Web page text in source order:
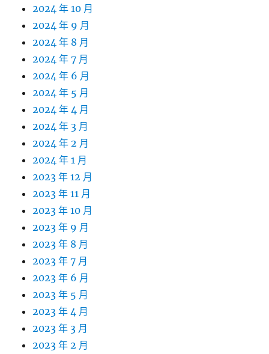
2024 年 10 月
2024 年 9 月
2024 年 8 月
2024 年 7 月
2024 年 6 月
2024 年 5 月
2024 年 4 月
2024 年 3 月
2024 年 2 月
2024 年 1 月
2023 年 12 月
2023 年 11 月
2023 年 10 月
2023 年 9 月
2023 年 8 月
2023 年 7 月
2023 年 6 月
2023 年 5 月
2023 年 4 月
2023 年 3 月
2023 年 2 月